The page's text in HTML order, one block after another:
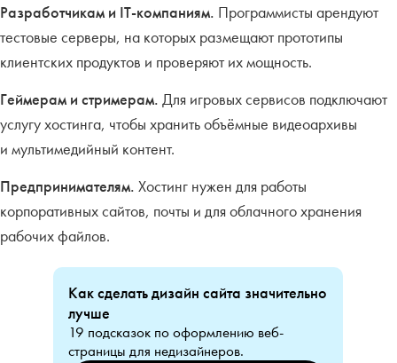
Разработчикам и IT-компаниям. Программисты арендуют
тестовые серверы, на которых размещают прототипы
клиентских продуктов и проверяют их мощность.
Геймерам и стримерам. Для игровых сервисов подключают
услугу хостинга, чтобы хранить объёмные видеоархивы
и мультимедийный контент.
Предпринимателям. Хостинг нужен для работы
корпоративных сайтов, почты и для облачного хранения
рабочих файлов.
Как сделать дизайн сайта значительно
лучше
19 подсказок по оформлению веб-
страницы для недизайнеров.